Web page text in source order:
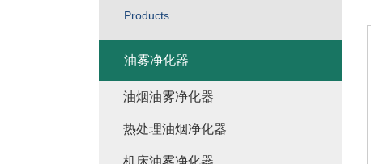
Products
油雾净化器
油烟油雾净化器
热处理油烟净化器
机床油雾净化器